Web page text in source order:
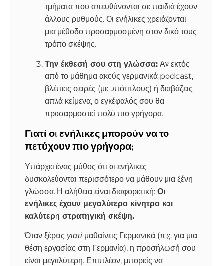
τμήματα που απευθύνονται σε παιδιά έχουν
άλλους ρυθμούς. Οι ενήλικες χρειάζονται
μια μέθοδο προσαρμοσμένη στον δικό τους
τρόπο σκέψης.
Την έκθεσή σου στη γλώσσα: Αν εκτός
από το μάθημα ακούς γερμανικά podcast,
βλέπεις σειρές (με υπότιτλους) ή διαβάζεις
απλά κείμενα, ο εγκέφαλός σου θα
προσαρμοστεί πολύ πιο γρήγορα.
Γιατί οι ενήλικες μπορούν να το
πετύχουν πιο γρήγορα;
Υπάρχει ένας μύθος ότι οι ενήλικες
δυσκολεύονται περισσότερο να μάθουν μια ξένη
γλώσσα. Η αλήθεια είναι διαφορετική: Οι
ενήλικες έχουν μεγαλύτερο κίνητρο και
καλύτερη στρατηγική σκέψη.
Όταν ξέρεις γιατί μαθαίνεις Γερμανικά (π.χ. για μια
θέση εργασίας στη Γερμανία), η προσήλωσή σου
είναι μεγαλύτερη. Επιπλέον, μπορείς να